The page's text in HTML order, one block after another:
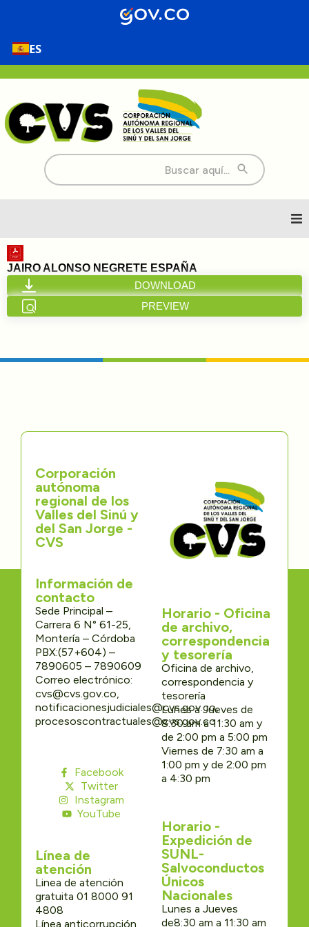
ES
Buscar:
Inicio
Nosotros
Transparencia
Participa
Trámites y Servicios
Contáctenos
JAIRO ALONSO NEGRETE ESPAÑA
DOWNLOAD
PREVIEW
Corporación
autónoma
regional de los
Valles del Sinú y
del San Jorge -
CVS
Información de
contacto
Sede Principal –
Carrera 6 N° 61-25,
Montería – Córdoba
PBX:(57+604) –
7890605 – 7890609
Correo electrónico:
cvs@cvs.gov.co,
notificacionesjudiciales@cvs.gov.co,
procesoscontractuales@cvs.gov.co
Facebook
Twitter
Instagram
YouTube
Línea de
atención
Linea de atención
gratuita 01 8000 91
4808
Línea anticorrupción
Horario - Oficina
de archivo,
correspondencia
y tesorería
Oficina de archivo,
correspondencia y
tesorería
Lunes a Jueves de
8:30 am a 11:30 am y
de 2:00 pm a 5:00 pm
Viernes de 7:30 am a
1:00 pm y de 2:00 pm
a 4:30 pm
Horario -
Expedición de
SUNL-
Salvoconductos
Únicos
Nacionales
Lunes a Jueves
de8:30 am a 11:30 am